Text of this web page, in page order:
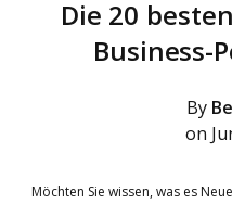
Die 20
Business-
By
on
Möchten Sie wissen, was es